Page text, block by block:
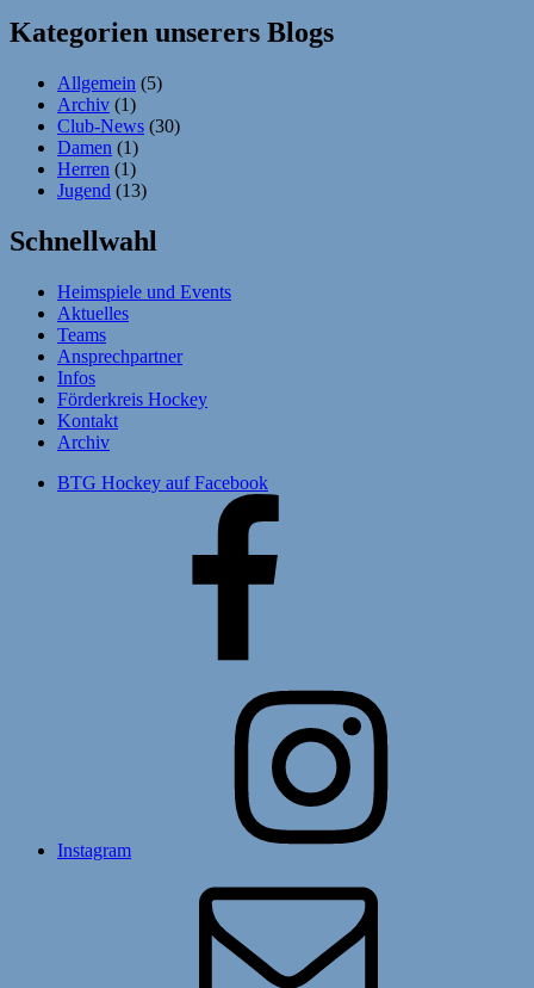
Kategorien unserers Blogs
Allgemein (5)
Archiv (1)
Club-News (30)
Damen (1)
Herren (1)
Jugend (13)
Schnellwahl
Heimspiele und Events
Aktuelles
Teams
Ansprechpartner
Infos
Förderkreis Hockey
Kontakt
Archiv
BTG Hockey auf Facebook
Instagram